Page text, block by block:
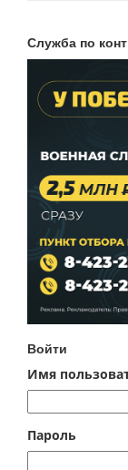
Служба по
Войти
Имя
Пароль